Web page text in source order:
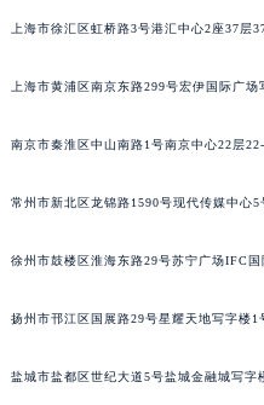
上海市徐汇区虹桥路3号港汇中心2座37层
上海市黄浦区南京东路299号宏伊国际广场
南京市秦淮区中山南路1号南京中心22层
常州市新北区龙锦路1590号现代传媒中心5
徐州市鼓楼区淮海东路29号苏宁广场IFC
扬州市邗江区国展路29号星耀天地写字楼1
盐城市盐都区世纪大道5号盐城金融城写字